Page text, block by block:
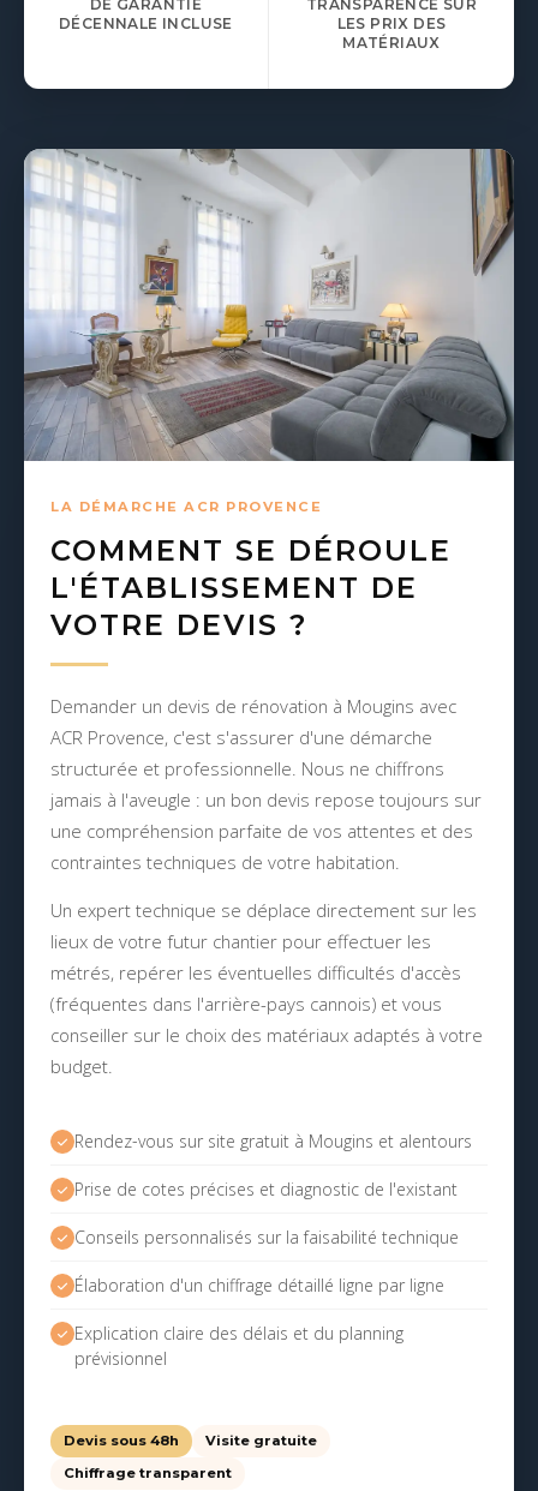
DE GARANTIE
DÉCENNALE INCLUSE
TRANSPARENCE SUR
LES PRIX DES
MATÉRIAUX
LA DÉMARCHE ACR PROVENCE
COMMENT SE DÉROULE
L'ÉTABLISSEMENT DE
VOTRE DEVIS ?
Demander un devis de rénovation à Mougins avec
ACR Provence, c'est s'assurer d'une démarche
structurée et professionnelle. Nous ne chiffrons
jamais à l'aveugle : un bon devis repose toujours sur
une compréhension parfaite de vos attentes et des
contraintes techniques de votre habitation.
Un expert technique se déplace directement sur les
lieux de votre futur chantier pour effectuer les
métrés, repérer les éventuelles difficultés d'accès
(fréquentes dans l'arrière-pays cannois) et vous
conseiller sur le choix des matériaux adaptés à votre
budget.
Rendez-vous sur site gratuit à Mougins et alentours
Prise de cotes précises et diagnostic de l'existant
Conseils personnalisés sur la faisabilité technique
Élaboration d'un chiffrage détaillé ligne par ligne
Explication claire des délais et du planning
prévisionnel
Devis sous 48h
Visite gratuite
Chiffrage transparent